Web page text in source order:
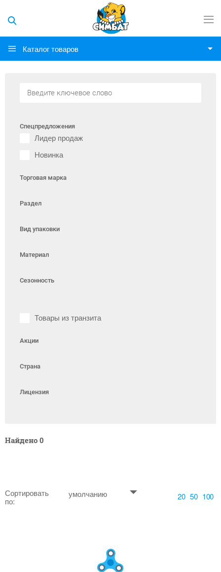
Каталог товаров
Спецпредложения
Лидер продаж
Новинка
Торговая марка
Раздел
Вид упаковки
Материал
Сезонность
Товары из транзита
Акции
Страна
Лицензия
Найдено 0
Сортировать
по:
умолчанию 20 50 100